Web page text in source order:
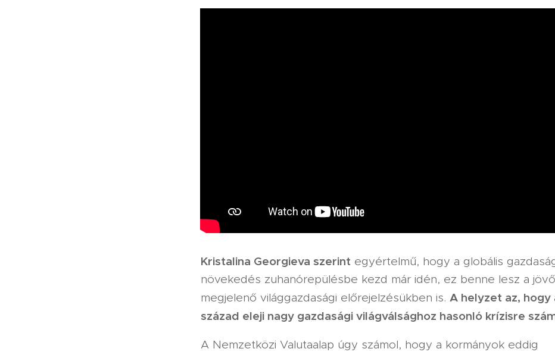
Kristalina Georgieva szerint egyértelmű, hogy a globális
növekedés zuhanórepülésbe kezd már idén, ez benne lesz a
megjelenő világgazdasági előrejelzésükben is. A helyzet az, hogy
század eleji nagy gazdasági világválsághoz hasonló krízisre
A Nemzetközi Valutaalap úgy számol, hogy a kormányok eddig